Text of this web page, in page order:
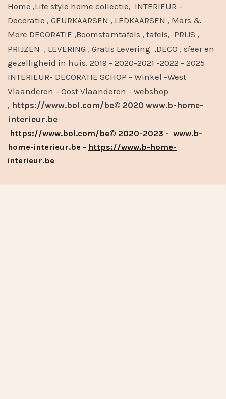
Home ,Life style home collectie, INTERIEUR -
Decoratie , GEURKAARSEN , LEDKAARSEN , Mars &
More DECORATIE ,Boomstamtafels , tafels, PRIJS ,
PRIJZEN , LEVERING , Gratis Levering ,DECO , sfeer en
gezelligheid in huis. 2019 - 2020-2021 -2022 - 2025
INTERIEUR- DECORATIE SCHOP - Winkel -West
Vlaanderen - Oost Vlaanderen - webshop
, https://www.bol.com/be© 2020 www.b-home-
interieur.be
https://www.bol.com/be© 2020-2023 - www.b-
home-interieur.be - https://www.b-home-
interieur.be